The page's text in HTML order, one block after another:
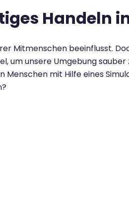
Handeln
Mitmenschen beeinflusst.
um unsere Umgebung
mit Hilfe eines